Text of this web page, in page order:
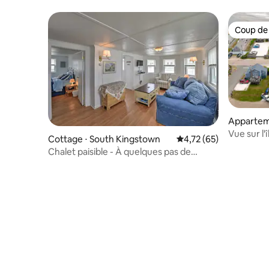
Cottage ⋅ South Kingstown Évaluation moyenne
4,72 (65)
Chalet paisible - À quelques pas de
Coup
Coup
own
Vue sur